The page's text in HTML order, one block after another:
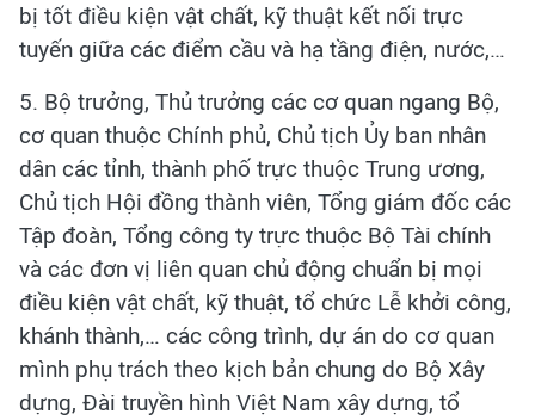
bị tốt điều kiện vật chất, kỹ thuật kết nối trực
tuyến giữa các điểm cầu và hạ tầng điện, nước,…
5. Bộ trưởng, Thủ trưởng các cơ quan ngang Bộ,
cơ quan thuộc Chính phủ, Chủ tịch Ủy ban nhân
dân các tỉnh, thành phố trực thuộc Trung ương,
Chủ tịch Hội đồng thành viên, Tổng giám đốc các
Tập đoàn, Tổng công ty trực thuộc Bộ Tài chính
và các đơn vị liên quan chủ động chuẩn bị mọi
điều kiện vật chất, kỹ thuật, tổ chức Lễ khởi công,
khánh thành,… các công trình, dự án do cơ quan
mình phụ trách theo kịch bản chung do Bộ Xây
dựng, Đài truyền hình Việt Nam xây dựng, tổ